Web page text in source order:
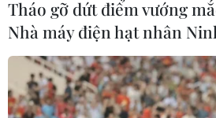
đĩa dùng một lần, hướng tới tiêu
dùng xanh
02/06/2026 01:39
Tháo gỡ dứt điểm vướng
Nhà máy điện hạt nhân